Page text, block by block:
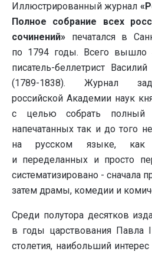
Иллюстрированный журнал
Полное собрание всех
сочинений» печатался в
по 1794 годы. Всего вышло
писатель-беллетрист
(1789-1838). Журнал
российской Академии наук
с целью собрать полный
напечатанных так и до того
на русском языке, как
и переделанных и просто
систематизировано - сначала
затем драмы, комедии и
Среди полутора десятков
в годы царствования Павла
столетия, наибольший интерес